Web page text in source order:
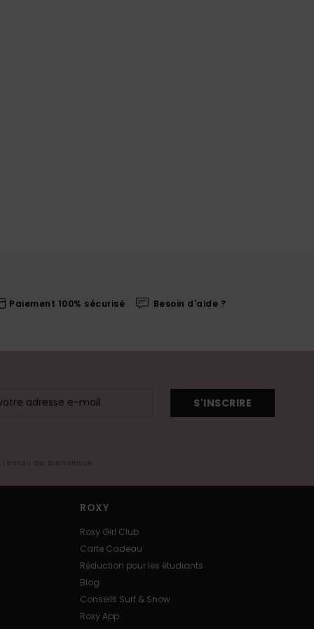
Paiement 100% sécurisé Besoin d'aide ?
S'INSCRIRE
de bienvenue
ROXY
Roxy Girl Club
Carte Cadeau
Réduction pour les étudiants
Blog
Conseils Surf & Snow
Roxy App